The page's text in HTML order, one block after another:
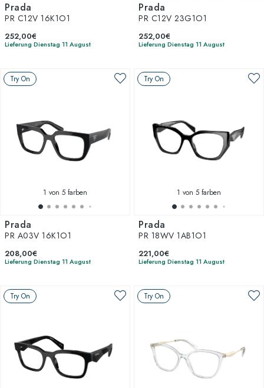
Prada
PR C12V 16K1O1
252,00€
Lieferung Dienstag 11 August
Prada
PR C12V 23G1O1
252,00€
Lieferung Dienstag 11 August
Try On
1 von 5 farben
Prada
PR A03V 16K1O1
208,00€
Lieferung Dienstag 11 August
Try On
1 von 5 farben
Prada
PR 18WV 1AB1O1
221,00€
Lieferung Dienstag 11 August
Try On Try On